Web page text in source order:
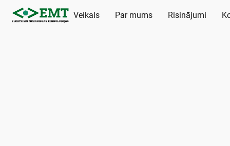
Veikals Par mums Risinājumi